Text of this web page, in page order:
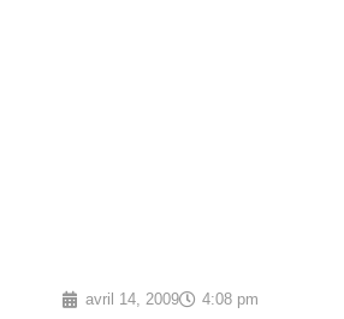
avril 14, 2009 4:08 pm